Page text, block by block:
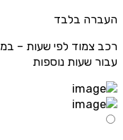
העברה בלבד
רכב צמוד לפי שעות –
עבור שעות נוספות